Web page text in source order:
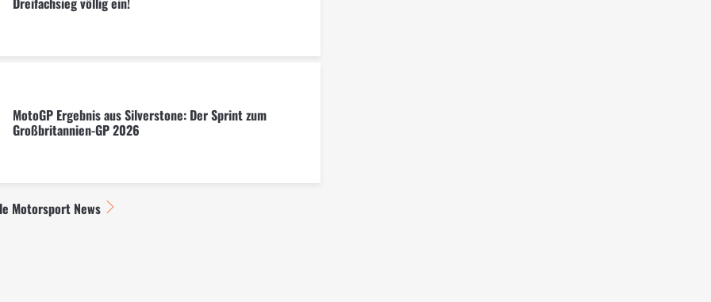
MotoGP Ergebnis aus Silverstone: Der Sprint zum
Großbritannien-GP 2026
Motorsport News